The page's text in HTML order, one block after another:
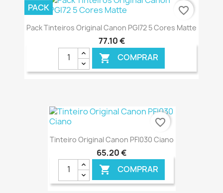
€ ONLINE
Pack Tinteiros Original Canon PGI72 5 Cores Matte
77,10 €
 COMPRAR
€ ONLINE
PACK favorite_border
Tinteiro Original Canon PFI030 Ciano
65,20 €
 COMPRAR
favorite_border